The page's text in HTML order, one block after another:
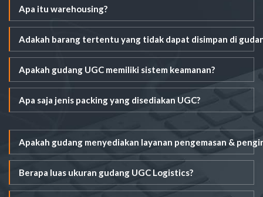
Apa itu warehousing?
Adakah barang tertentu yang tidak dapat disimpan di
Apakah gudang UGC memiliki sistem keamanan?
Apa saja jenis packing yang disediakan UGC?
Apakah gudang menyediakan layanan pengemasan &
Berapa luas ukuran gudang UGC Logistics?